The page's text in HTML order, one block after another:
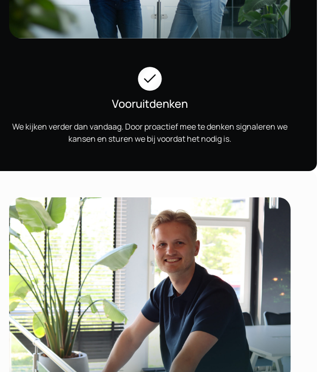
Vooruitdenken
We kijken verder dan vandaag. Door proactief mee te denken signaleren we
kansen en sturen we bij voordat het nodig is.